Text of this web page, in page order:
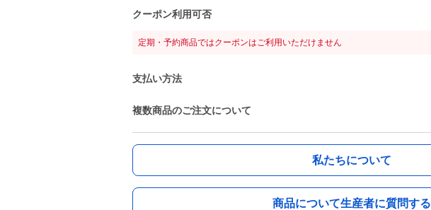
クーポン利用可否
定期・予約商品ではクーポンはご利用いただけません
支払い方法
複数商品のご注文について
私たちについて
商品について生産者に質問する